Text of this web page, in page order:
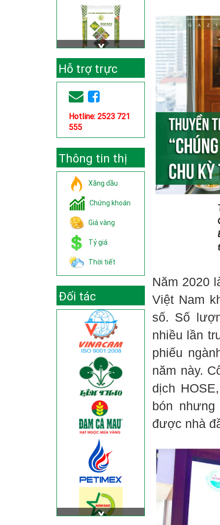
Hỗ trợ trực
tuyến
Hotline: 2523 721
555
Thông tin thị
trườngXăng dầu
Chứng khoán
Giá vàng
Tỷ giá
Thời tiết
Đối tác
Năm 2020
Việt Nam
số. Số
nhiều lần
phiếu
năm này.
dịch
bón
được nhà